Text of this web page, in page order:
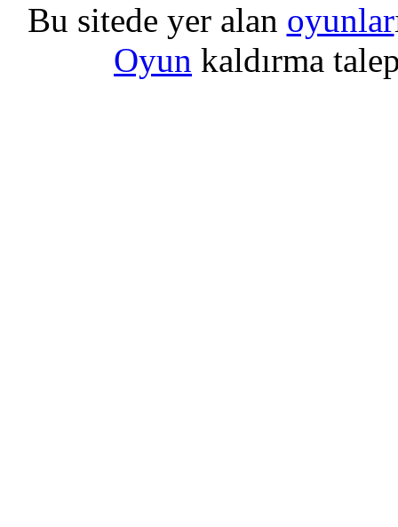
Bu sitede yer alan oyunlar
Oyun kaldırma